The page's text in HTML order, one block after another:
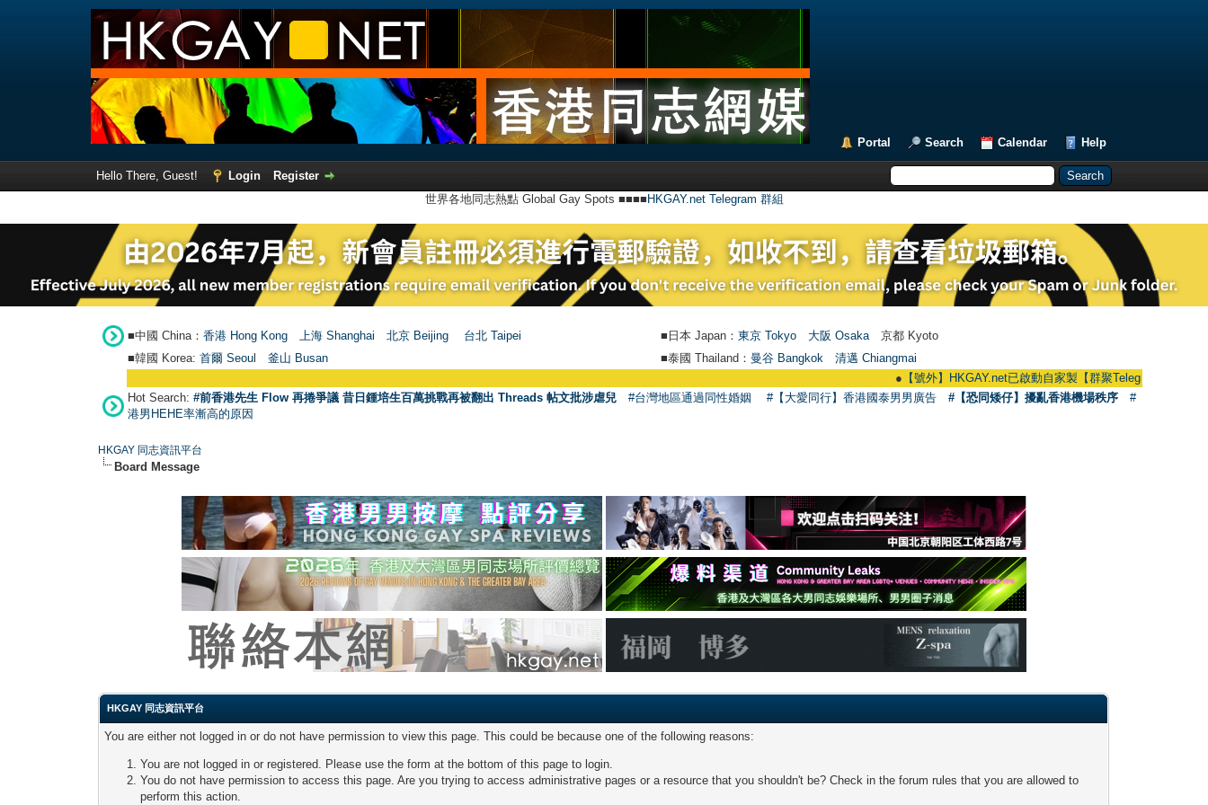
Portal Search Calendar Help
Hello There, Guest! Login
Register
世界各地同志熱點 Global Gay Spots ■■■■ HKGAY.net Telegram 群組
■中國 China： 香港 Hong Kong 上海 Shanghai 北京 Beijing 台北 Taipei ■日本 Japan： 東京 Tokyo 大阪 Osaka 京都 Kyoto
■韓國 Korea: 首爾 Seou 釜山 Busan ■泰國 Thailand： 曼谷 Bangkok
清邁 Chiangmai
【號外】HKGAY.net已啟動自家製【群聚Telegram群組】
Hot Search: #前香港先生 Flow 再捲爭議 昔日鍾培生百萬挑戰再被翻出 Threads 帖文批涉虐兒 #台灣地區通過同性婚姻 #【大愛同行】香港國泰男男廣告 #【恐同矮仔】擾亂香港機場秩序
#
港男HEHE率漸高的原因
HKGAY 同志資訊平台
Board Message
HKGAY 同志資訊平台
You are either not logged in or do not have permission to view this page. This could be because one of the following reasons:
You are not logged in or registered. Please use the form at the bottom of this page to login.
You do not have permission to access this page. Are you trying to access administrative pages or a resource that you shouldn't be? Check in the forum rules that you are allowed to
perform this action.